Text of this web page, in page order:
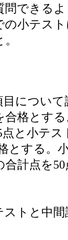
問できる
の小テス
につい
合格とす
と小テス
とする。
計点を
トと中